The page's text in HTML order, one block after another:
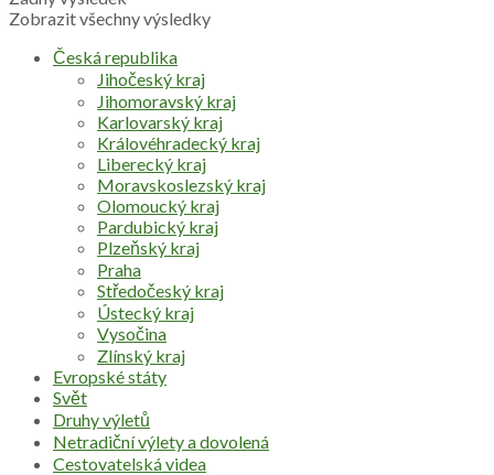
Zobrazit všechny výsledky
Česká republika
Jihočeský kraj
Jihomoravský kraj
Karlovarský kraj
Královéhradecký kraj
Liberecký kraj
Moravskoslezský kraj
Olomoucký kraj
Pardubický kraj
Plzeňský kraj
Praha
Středočeský kraj
Ústecký kraj
Vysočina
Zlínský kraj
Evropské státy
Svět
Druhy výletů
Netradiční výlety a dovolená
Cestovatelská videa